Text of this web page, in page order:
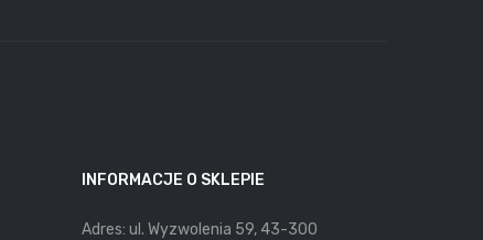
INFORMACJE O SKLEPIE
Adres: ul. Wyzwolenia 59, 43-300